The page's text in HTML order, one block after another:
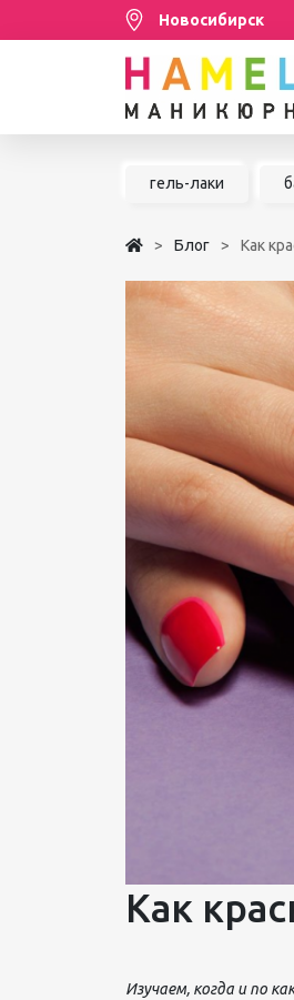
Новосибирск
гель-лаки
Блог Как
Как
Изучаем, когда и по